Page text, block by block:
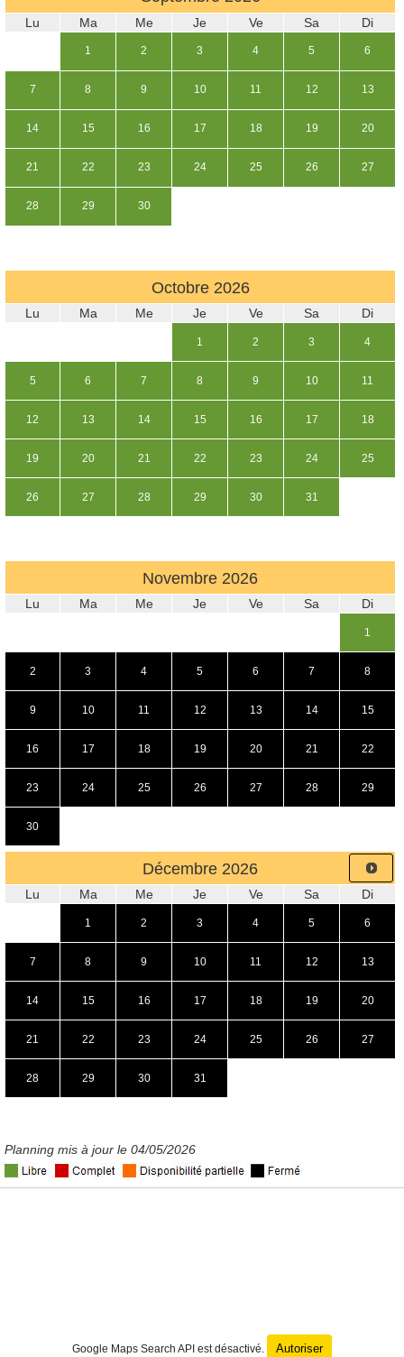
Lu Ma Me Je Ve Sa Di
1 2 3 4 5 6
7 8 9 10 11 12 13
14 15 16 17 18 19 20
21 22 23 24 25 26 27
28 29 30
Octobre 2026
Lu Ma Me Je Ve Sa Di
1 2 3 4
5 6 7 8 9 10 11
12 13 14 15 16 17 18
19 20 21 22 23 24 25
26 27 28 29 30 31
Novembre 2026
Lu Ma Me Je Ve Sa Di
1
2 3 4 5 6 7 8
9 10 11 12 13 14 15
16 17 18 19 20 21 22
23 24 25 26 27 28 29
30
Décembre 2026
Lu Ma Me Je Ve Sa Di
1 2 3 4 5 6
7 8 9 10 11 12 13
14 15 16 17 18 19 20
21 22 23 24 25 26 27
28 29 30 31
Planning mis à jour le 04/05/2026
Google Maps Search API est désactivé. Autoriser